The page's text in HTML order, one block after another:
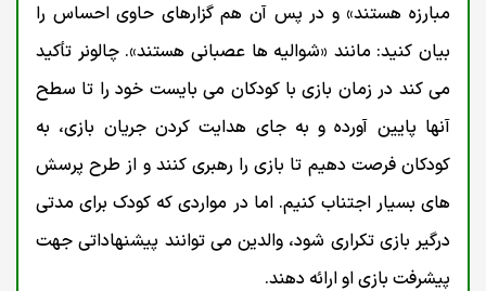
مبارزه هستند» و در پس آن هم گزارهای حاوی احساس را
بیان کنید: مانند «شوالیه ها عصبانی هستند». چالونر تأکید
می کند در زمان بازی با کودکان می بایست خود را تا سطح
آنها پایین آورده و به جای هدایت کردن جریان بازی، به
کودکان فرصت دهیم تا بازی را رهبری کنند و از طرح پرسش
های بسیار اجتناب کنیم. اما در مواردی که کودک برای مدتی
درگیر بازی تکراری شود، والدین می توانند پیشنهاداتی جهت
پیشرفت بازی او ارائه دهند.